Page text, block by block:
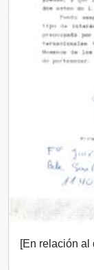
[En relación al